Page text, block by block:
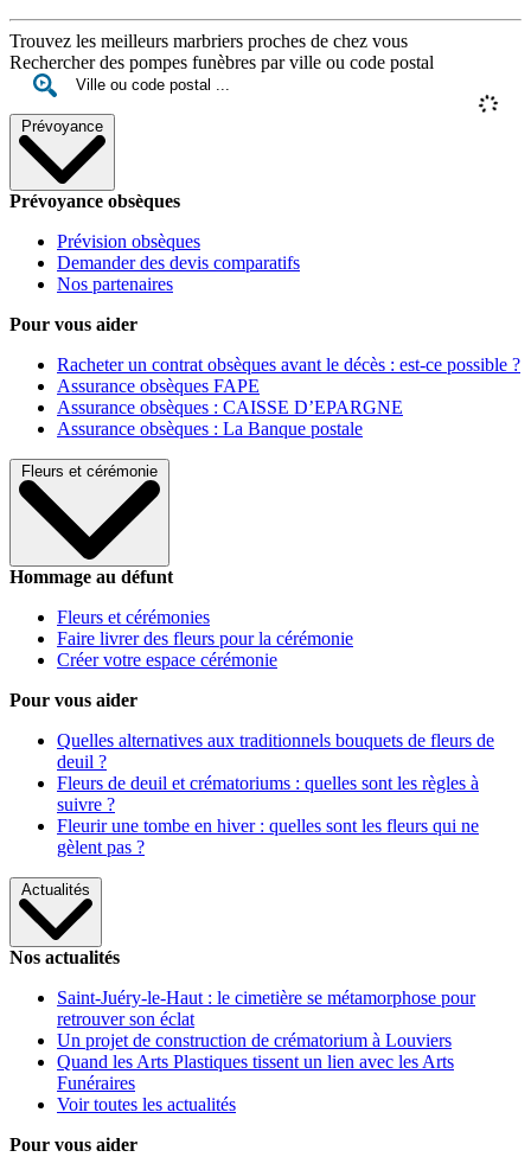
Trouvez les meilleurs marbriers proches de chez vous
Rechercher des pompes funèbres par ville ou code postal
Prévoyance
Prévoyance obsèques
Prévision obsèques
Demander des devis comparatifs
Nos partenaires
Pour vous aider
Racheter un contrat obsèques avant le décès : est-ce possible ?
Assurance obsèques FAPE
Assurance obsèques : CAISSE D’EPARGNE
Assurance obsèques : La Banque postale
Fleurs et cérémonie
Hommage au défunt
Fleurs et cérémonies
Faire livrer des fleurs pour la cérémonie
Créer votre espace cérémonie
Pour vous aider
Quelles alternatives aux traditionnels bouquets de fleurs de
deuil ?
Fleurs de deuil et crématoriums : quelles sont les règles à
suivre ?
Fleurir une tombe en hiver : quelles sont les fleurs qui ne
gèlent pas ?
Actualités
Nos actualités
Saint-Juéry-le-Haut : le cimetière se métamorphose pour
retrouver son éclat
Un projet de construction de crématorium à Louviers
Quand les Arts Plastiques tissent un lien avec les Arts
Funéraires
Voir toutes les actualités
Pour vous aider